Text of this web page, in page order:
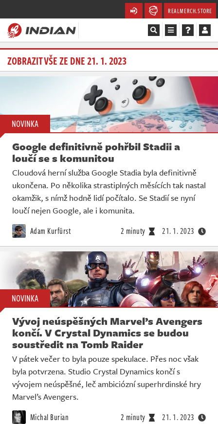
REALMERCH.STORE
Magazín
Soutěže
Databáze
Komunita
Redakce
Živě
ZOBRAZIT VŠE ZE DNE 21. 1. 2023
NOVINKA
Google definitivně pohřbil Stadii a
loučí se s komunitou
Cloudová herní služba Google Stadia byla definitivně
ukončena. Po několika strastiplných měsících tak nastal
okamžik, s nímž hodně lidí počítalo. Se Stadií se nyní
loučí nejen Google, ale i komunita.
Adam Kurfürst 2 minuty 21. 1. 2023
NOVINKA
Vývoj neúspěšných Marvel’s Avengers
končí. V Crystal Dynamics se budou
soustředit na Tomb Raider
V pátek večer to byla pouze spekulace. Přes noc však
byla potvrzena. Studio Crystal Dynamics končí s
vývojem neúspěšné, leč ambiciózní superhrdinské hry
Marvel’s Avengers.
Michal Burian 2 minuty 21. 1. 2023